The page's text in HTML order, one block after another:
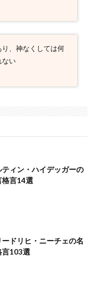
、神なくしては何
ない
ティン・ハイデッガーの
格言14選
ードリヒ・ニーチェの名
言103選